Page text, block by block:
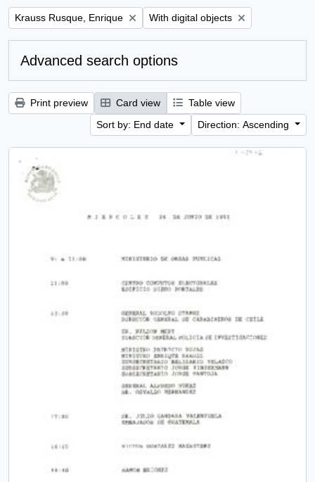
Remove filter:
Krauss Rusque, Enrique Remove filter:
With digital objects
Advanced search options
Print preview Card view
Table view
Sort by: End date
Direction: Ascending